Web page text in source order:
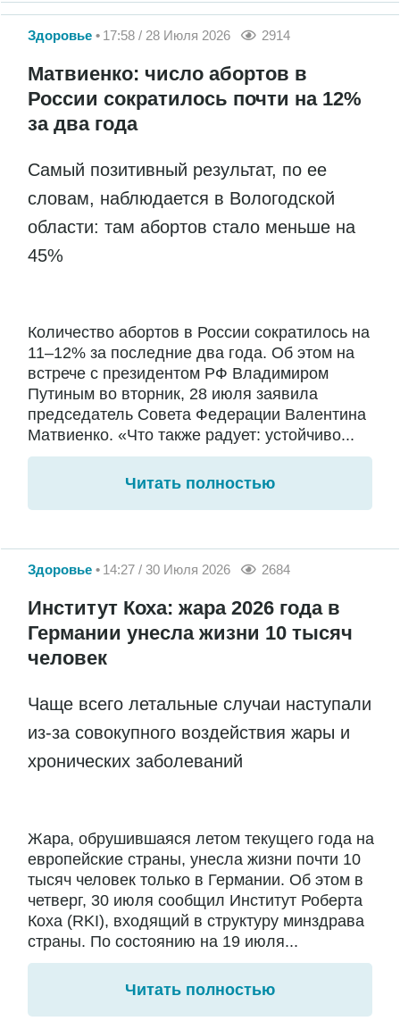
Здоровье 17:58 / 28 Июля 2026 2914
Матвиенко: число абортов в
России сократилось почти на 12%
за два года
Самый позитивный результат, по ее
словам, наблюдается в Вологодской
области: там абортов стало меньше на
45%
Количество абортов в России сократилось на
11–12% за последние два года. Об этом на
встрече с президентом РФ Владимиром
Путиным во вторник, 28 июля заявила
председатель Совета Федерации Валентина
Матвиенко. «Что также радует: устойчиво...
Читать полностью
Здоровье 14:27 / 30 Июля 2026 2684
Институт Коха: жара 2026 года в
Германии унесла жизни 10 тысяч
человек
Чаще всего летальные случаи наступали
из-за совокупного воздействия жары и
хронических заболеваний
Жара, обрушившаяся летом текущего года на
европейские страны, унесла жизни почти 10
тысяч человек только в Германии. Об этом в
четверг, 30 июля сообщил Институт Роберта
Коха (RKI), входящий в структуру минздрава
страны. По состоянию на 19 июля...
Читать полностью